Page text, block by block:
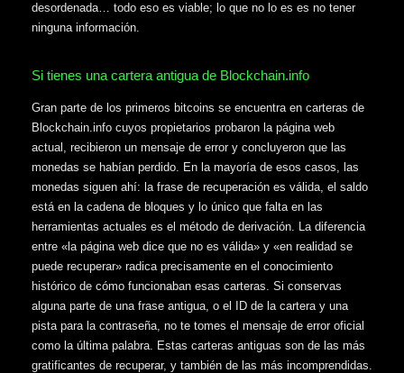
desordenada… todo eso es viable; lo que no lo es es no tener
ninguna información.
Si tienes una cartera antigua de Blockchain.info
Gran parte de los primeros bitcoins se encuentra en carteras de
Blockchain.info cuyos propietarios probaron la página web
actual, recibieron un mensaje de error y concluyeron que las
monedas se habían perdido. En la mayoría de esos casos, las
monedas siguen ahí: la frase de recuperación es válida, el saldo
está en la cadena de bloques y lo único que falta en las
herramientas actuales es el método de derivación. La diferencia
entre «la página web dice que no es válida» y «en realidad se
puede recuperar» radica precisamente en el conocimiento
histórico de cómo funcionaban esas carteras. Si conservas
alguna parte de una frase antigua, o el ID de la cartera y una
pista para la contraseña, no te tomes el mensaje de error oficial
como la última palabra. Estas carteras antiguas son de las más
gratificantes de recuperar, y también de las más incomprendidas.